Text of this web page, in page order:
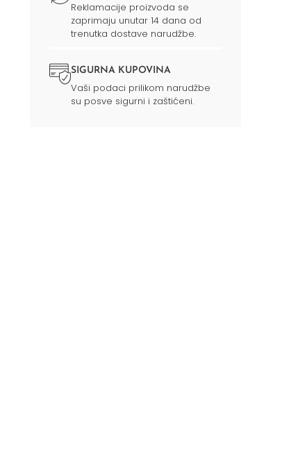
Reklamacije proizvoda se
zaprimaju unutar 14 dana od
trenutka dostave narudžbe.
SIGURNA KUPOVINA
Vaši podaci prilikom narudžbe
su posve sigurni i zaštićeni.